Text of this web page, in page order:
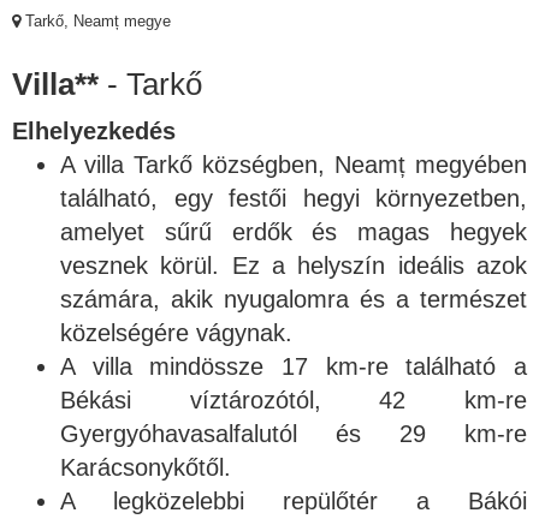
Tarkő, Neamț megye
Villa** - Tarkő
Elhelyezkedés
A villa Tarkő községben, Neamț megyében
található, egy festői hegyi környezetben,
amelyet sűrű erdők és magas hegyek
vesznek körül. Ez a helyszín ideális azok
számára, akik nyugalomra és a természet
közelségére vágynak.
A villa mindössze 17 km-re található a
Békási víztározótól, 42 km-re
Gyergyóhavasalfalutól és 29 km-re
Karácsonykőtől.
A legközelebbi repülőtér a Bákói